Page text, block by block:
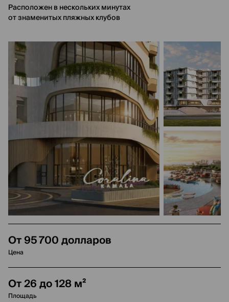
Расположен в нескольких минутах
от знаменитых пляжных клубов
От 95 700 долларов
Цена
От 26 до 128 м²
Площадь